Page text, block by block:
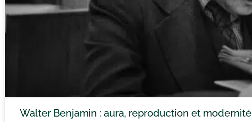
Walter Benjamin : aura, reproduction et modernité